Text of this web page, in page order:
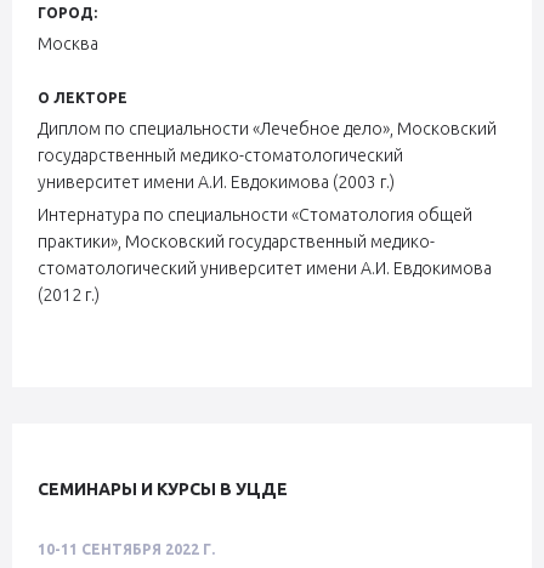
ГОРОД:
Москва
О ЛЕКТОРЕ
Диплом по специальности «Лечебное дело», Московский
государственный медико-стоматологический
университет имени А.И. Евдокимова (2003 г.)
Интернатура по специальности «Стоматология общей
практики», Московский государственный медико-
стоматологический университет имени А.И. Евдокимова
(2012 г.)
СЕМИНАРЫ И КУРСЫ В УЦДЕ
10-11 СЕНТЯБРЯ 2022 Г.